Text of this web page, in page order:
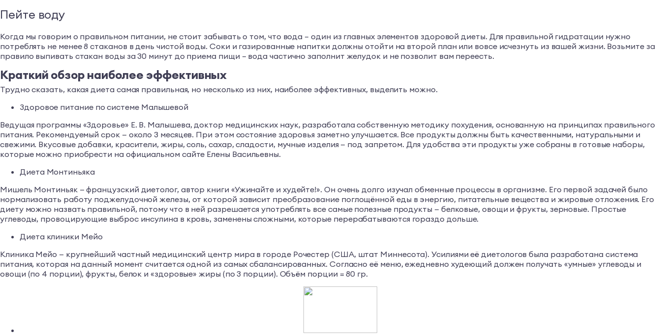
Пейте воду
Когда мы говорим о правильном питании, не стоит забывать о том, что вода – один из главных элементов здоровой диеты. Для правильной гидратации нужно
потреблять не менее 8 стаканов в день чистой воды. Соки и газированные напитки должны отойти на второй план или вовсе исчезнуть из вашей жизни. Возьмите за
правило выпивать стакан воды за 30 минут до приема пищи – вода частично заполнит желудок и не позволит вам переесть.
Краткий обзор наиболее эффективных
Трудно сказать, какая диета самая правильная, но несколько из них, наиболее эффективных, выделить можно.
Здоровое питание по системе Малышевой
Ведущая программы «Здоровье» Е. В. Малышева, доктор медицинских наук, разработала собственную методику похудения, основанную на принципах правильного
питания. Рекомендуемый срок — около 3 месяцев. При этом состояние здоровья заметно улучшается. Все продукты должны быть качественными, натуральными и
свежими. Вкусовые добавки, красители, жиры, соль, сахар, сладости, мучные изделия — под запретом. Для удобства эти продукты уже собраны в готовые наборы,
которые можно приобрести на официальном сайте Елены Васильевны.
Диета Монтиньяка
Мишель Монтиньяк — французский диетолог, автор книги «Ужинайте и худейте!». Он очень долго изучал обменные процессы в организме. Его первой задачей было
нормализовать работу поджелудочной железы, от которой зависит преобразование поглощённой еды в энергию, питательные вещества и жировые отложения. Его
диету можно назвать правильной, потому что в ней разрешается употреблять все самые полезные продукты — белковые, овощи и фрукты, зерновые. Простые
углеводы, провоцирующие выброс инсулина в кровь, заменены сложными, которые перерабатываются гораздо дольше.
Диета клиники Мейо
Клиника Мейо — крупнейший частный медицинский центр мира в городе Рочестер (США, штат Миннесота). Усилиями её диетологов была разработана система
питания, которая на данный момент считается одной из самых сбалансированных. Согласно её меню, ежедневно худеющий должен получать «умные» углеводы и
овощи (по 4 порции), фрукты, белок и «здоровые» жиры (по 3 порции). Объём порции = 80 гр.